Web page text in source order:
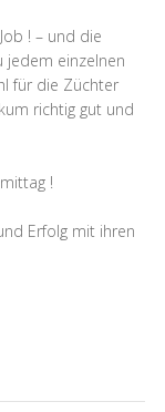
! – und die
jedem einzelnen
für die Züchter
richtig gut und
!
Erfolg mit ihren